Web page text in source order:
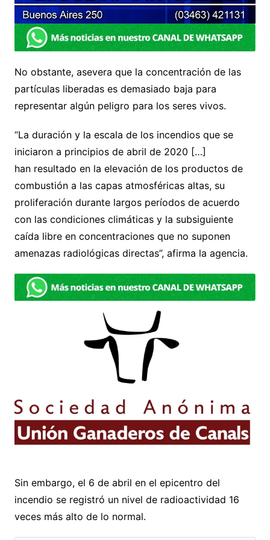
No obstante, asevera que la concentración de las
partículas liberadas es demasiado baja para
representar algún peligro para los seres vivos.
“La duración y la escala de los incendios que se
iniciaron a principios de abril de 2020 […]
han resultado en la elevación de los productos de
combustión a las capas atmosféricas altas, su
proliferación durante largos períodos de acuerdo
con las condiciones climáticas y la subsiguiente
caída libre en concentraciones que no suponen
amenazas radiológicas directas”, afirma la agencia.
Sin embargo, el 6 de abril en el epicentro del
incendio se registró un nivel de radioactividad 16
veces más alto de lo normal.